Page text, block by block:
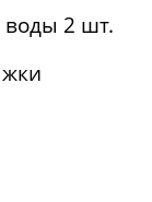
2 шт.